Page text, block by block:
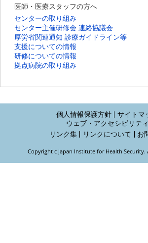
医師・医療スタッフの方へ
センターの取り組み
センター主催研修会 連絡協議会
厚労省関連通知 診療ガイドライン等
支援についての情報
研修についての情報
拠点病院の取り組み
個人情報保護方針
サイトマ
ウェブ・アクセシビリティ
リンク集
リンクについて お
Copyright c Japan Institute for Health Security.